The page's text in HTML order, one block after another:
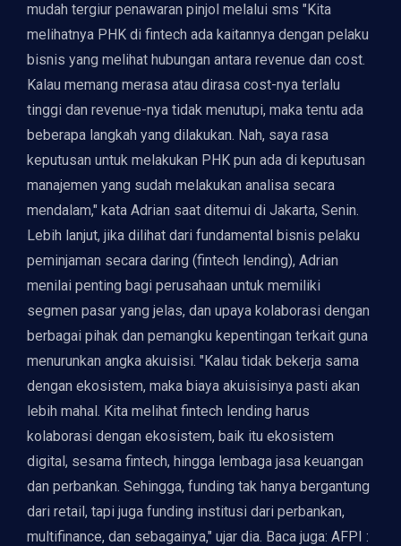
mudah tergiur penawaran pinjol melalui sms "Kita
melihatnya PHK di fintech ada kaitannya dengan pelaku
bisnis yang melihat hubungan antara revenue dan cost.
Kalau memang merasa atau dirasa cost-nya terlalu
tinggi dan revenue-nya tidak menutupi, maka tentu ada
beberapa langkah yang dilakukan. Nah, saya rasa
keputusan untuk melakukan PHK pun ada di keputusan
manajemen yang sudah melakukan analisa secara
mendalam," kata Adrian saat ditemui di Jakarta, Senin.
Lebih lanjut, jika dilihat dari fundamental bisnis pelaku
peminjaman secara daring (fintech lending), Adrian
menilai penting bagi perusahaan untuk memiliki
segmen pasar yang jelas, dan upaya kolaborasi dengan
berbagai pihak dan pemangku kepentingan terkait guna
menurunkan angka akuisisi. "Kalau tidak bekerja sama
dengan ekosistem, maka biaya akuisisinya pasti akan
lebih mahal. Kita melihat fintech lending harus
kolaborasi dengan ekosistem, baik itu ekosistem
digital, sesama fintech, hingga lembaga jasa keuangan
dan perbankan. Sehingga, funding tak hanya bergantung
dari retail, tapi juga funding institusi dari perbankan,
multifinance, dan sebagainya," ujar dia. Baca juga: AFPI :